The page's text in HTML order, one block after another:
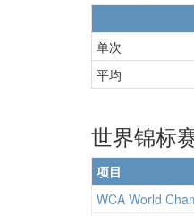
单次
平均
世界锦标
项目
WCA World